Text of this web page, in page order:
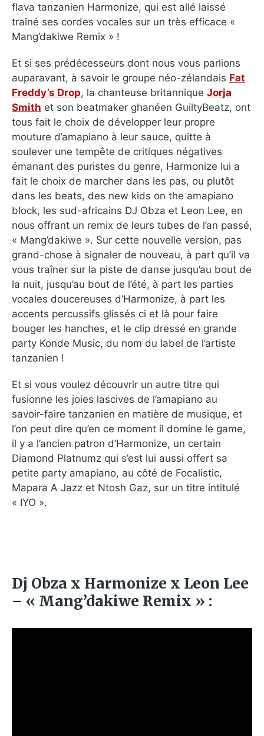
flava tanzanien Harmonize, qui est allé laissé
traîné ses cordes vocales sur un très efficace «
Mang’dakiwe Remix » !
Et si ses prédécesseurs dont nous vous parlions
auparavant, à savoir le groupe néo-zélandais Fat
Freddy’s Drop, la chanteuse britannique Jorja
Smith et son beatmaker ghanéen GuiltyBeatz, ont
tous fait le choix de développer leur propre
mouture d’amapiano à leur sauce, quitte à
soulever une tempête de critiques négatives
émanant des puristes du genre, Harmonize lui a
fait le choix de marcher dans les pas, ou plutôt
dans les beats, des new kids on the amapiano
block, les sud-africains DJ Obza et Leon Lee, en
nous offrant un remix de leurs tubes de l’an passé,
« Mang’dakiwe ». Sur cette nouvelle version, pas
grand-chose à signaler de nouveau, à part qu’il va
vous traîner sur la piste de danse jusqu’au bout de
la nuit, jusqu’au bout de l’été, à part les parties
vocales doucereuses d’Harmonize, à part les
accents percussifs glissés ci et là pour faire
bouger les hanches, et le clip dressé en grande
party Konde Music, du nom du label de l’artiste
tanzanien !
Et si vous voulez découvrir un autre titre qui
fusionne les joies lascives de l’amapiano au
savoir-faire tanzanien en matière de musique, et
l’on peut dire qu’en ce moment il domine le game,
il y a l’ancien patron d’Harmonize, un certain
Diamond Platnumz qui s’est lui aussi offert sa
petite party amapiano, au côté de Focalistic,
Mapara A Jazz et Ntosh Gaz, sur un titre intitulé
« IYO ».
Dj Obza x Harmonize x Leon Lee
– « Mang’dakiwe Remix » :